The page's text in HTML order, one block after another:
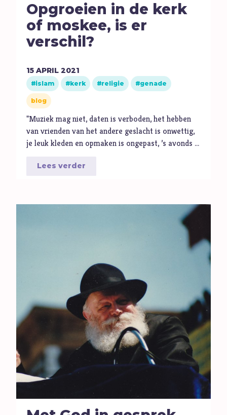
Opgroeien in de kerk
of moskee, is er
verschil?
15 APRIL 2021
islam kerk religie genade
blog
"Muziek mag niet, daten is verboden, het hebben
van vrienden van het andere geslacht is onwettig,
je leuk kleden en opmaken is ongepast, ’s avonds …
Lees verder